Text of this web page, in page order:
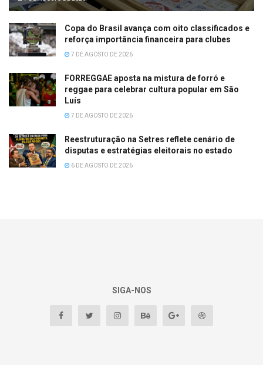
Copa do Brasil avança com oito classificados e
reforça importância financeira para clubes
7 DE AGOSTO DE 2026
FORREGGAE aposta na mistura de forró e
reggae para celebrar cultura popular em São
Luís
7 DE AGOSTO DE 2026
Reestruturação na Setres reflete cenário de
disputas e estratégias eleitorais no estado
6 DE AGOSTO DE 2026
SIGA-NOS